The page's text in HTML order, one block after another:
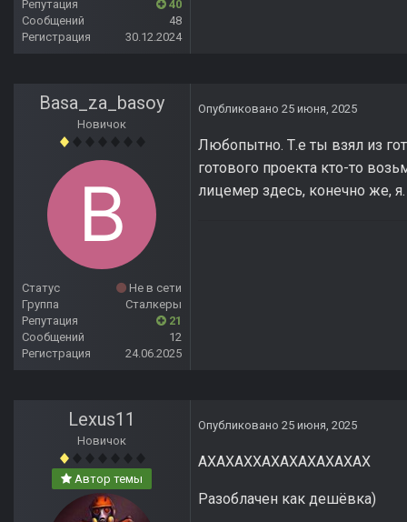
Репутация
40
Сообщений
48
Регистрация
30.12.2024
Basa_za_basoy
Новичок
Статус
Не в сети
Группа
Сталкеры
Репутация
21
Сообщений
12
Регистрация
24.06.2025
Опубликовано 25 июня, 2025
Любопытно. Т.е ты взял из
готового проекта кто-то
лицемер здесь, конечно же,
Lexus11
Новичок
Автор темы
Опубликовано 25 июня, 2025
АХАХАХХАХАХАХАХАХАХ
Разоблачен как дешёвка)